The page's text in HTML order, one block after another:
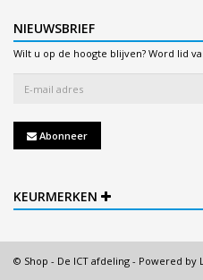
NIEUWSBRIEF
Wilt u op de hoogte blijven? Word lid
Abonneer
KEURMERKEN
© Shop - De ICT afdeling - Powered by